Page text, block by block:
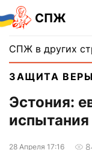
СПЖ
СПЖ в других
ЗАЩИТА ВЕРЫ
Эстония:
28 Апреля 17:16